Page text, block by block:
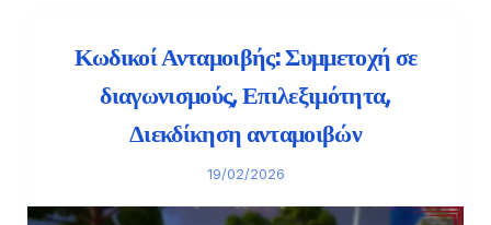
Κωδικοί Ανταμοιβής: Συμμετοχή σε
διαγωνισμούς, Επιλεξιμότητα,
Διεκδίκηση ανταμοιβών
19/02/2026